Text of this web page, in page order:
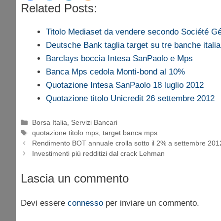
Related Posts:
Titolo Mediaset da vendere secondo Société
Deutsche Bank taglia target su tre banche
Barclays boccia Intesa SanPaolo e Mps
Banca Mps cedola Monti-bond al 10%
Quotazione Intesa SanPaolo 18 luglio 2012
Quotazione titolo Unicredit 26 settembre 2012
Categorie
Borsa Italia
Servizi Bancari
Tag
quotazione titolo mps ,target banca mps
Rendimento BOT annuale crolla sotto il 2% a settembre
Investimenti più redditizi dal crack Lehman
Lascia un commento
Devi essere connesso per inviare un commento.